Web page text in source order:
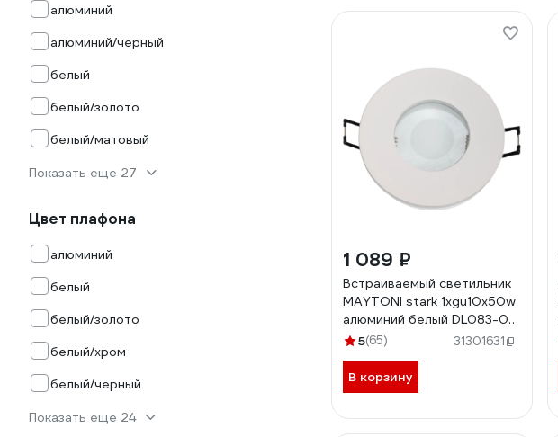
алюминий
алюминий/черный
белый
белый/золото
белый/матовый
Показать еще 27
Цвет плафона
алюминий
белый
белый/золото
белый/хром
белый/черный
Показать еще 24
1 089 ₽
Встраиваемый светильник
MAYTONI stark 1хgu10x50w
алюминий белый DL083-01-
GU10-RD-W
5(65) 31301631
В корзину